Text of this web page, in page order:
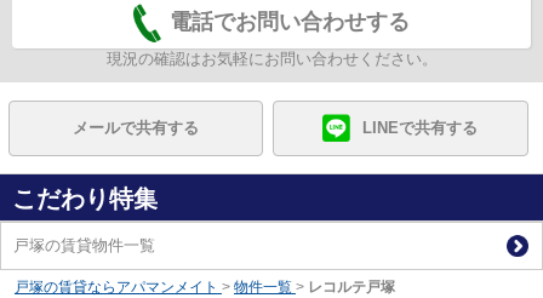
電話でお問い合わせする
現況の確認はお気軽にお問い合わせください。
メールで共有する LINEで共有する
こだわり特集
戸塚の賃貸物件一覧
戸塚の賃貸ならアパマンメイト > 物件一覧 > レコルテ戸塚